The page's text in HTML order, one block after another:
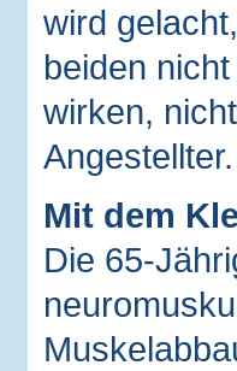
wird
beiden
wirken,
Angestellter.
Mit dem
Die 65-